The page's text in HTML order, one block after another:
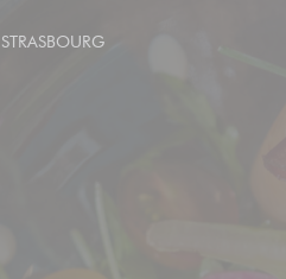
((ouvre une nouvelle